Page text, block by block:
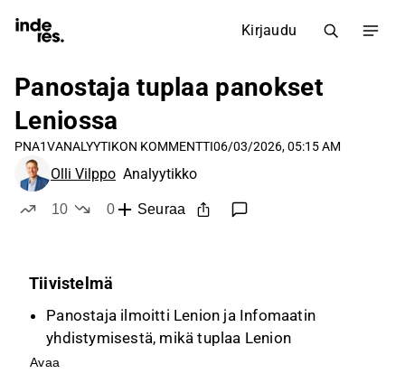
Kirjaudu
Panostaja tuplaa panokset
Leniossa
PNA1VANALYYTIKON KOMMENTTI06/03/2026, 05:15 AM
Olli Vilppo Analyytikko
10
0
Seuraa
Tiivistelmä
Panostaja ilmoitti Lenion ja Infomaatin
yhdistymisestä, mikä tuplaa Lenion
kokoluokan ja laajentaa ohjelmistotarjoomaa
Avaa